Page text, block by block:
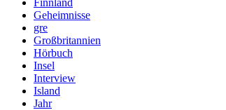
Finnland
Geheimnisse
gre
Großbritannien
Hörbuch
Insel
Interview
Island
Jahr